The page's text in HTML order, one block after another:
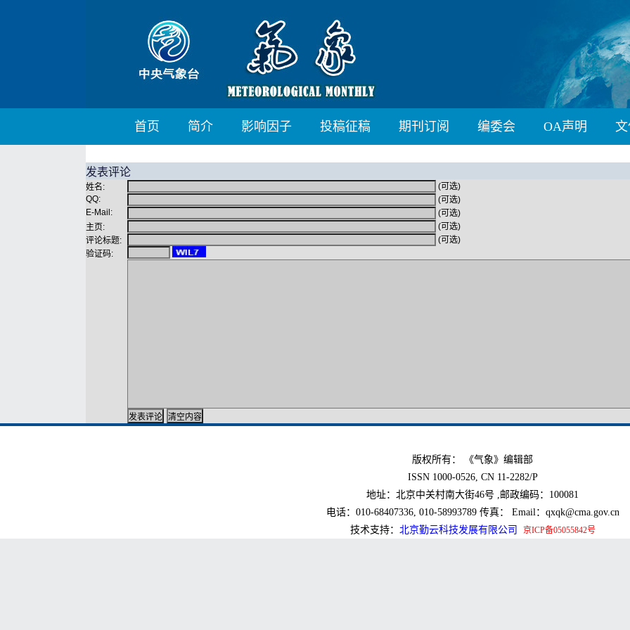
首页 简介 影响因子 投稿征稿 期刊订阅 编委会 OA声明
发表评论
姓名:
(可选)
QQ:
(可选)
E-Mail:
(可选)
主页:
(可选)
评论标题:
(可选)
验证码:
版权所有： 《气象》编辑部
ISSN 1000-0526, CN 11-2282/P
地址：北京中关村南大街46号 ,邮政编码：100081
电话：010-68407336, 010-58993789 传真： Email：qxqk@cma.gov.cn
技术支持： 北京勤云科技发展有限公司 京ICP备05055842号